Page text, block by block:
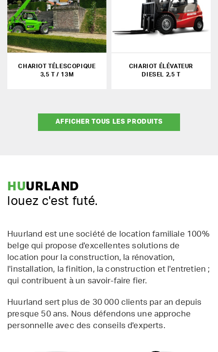
CHARIOT TÉLESCOPIQUE
3,5 T / 13M
CHARIOT ÉLÉVATEUR
DIESEL 2,5 T
AFFICHER TOUS LES PRODUITS
HUURLAND
louez c'est futé.
Huurland est une société de location familiale 100%
belge qui propose d'excellentes solutions de
location pour la construction, la rénovation,
l'installation, la finition, la construction et l'entretien ;
qui contribuent à un savoir-faire fier.
Huurland sert plus de 30 000 clients par an depuis
presque 50 ans. Nous défendons une approche
personnelle avec des conseils d'experts.